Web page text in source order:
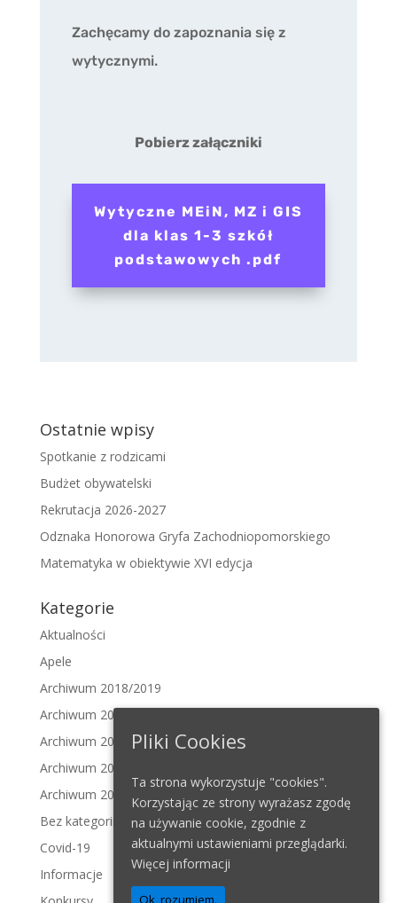
Zachęcamy do zapoznania się z
wytycznymi.
Pobierz załączniki
Wytyczne MEiN, MZ i GIS
dla klas 1-3 szkół
podstawowych .pdf
Ostatnie wpisy
Spotkanie z rodzicami
Budżet obywatelski
Rekrutacja 2026-2027
Odznaka Honorowa Gryfa Zachodniopomorskiego
Matematyka w obiektywie XVI edycja
Kategorie
Aktualności
Apele
Archiwum 2018/2019
Archiwum 2019/2020
Archiwum 2020/2021
Archiwum 2021/2022
Archiwum 2022/2023
Bez kategorii
Covid-19
Informacje
Pliki Cookies
Ta strona wykorzystuje "cookies".
Korzystając ze strony wyrażasz zgodę
na używanie cookie, zgodnie z
aktualnymi ustawieniami przeglądarki.
Więcej informacji
Ok, rozumiem.